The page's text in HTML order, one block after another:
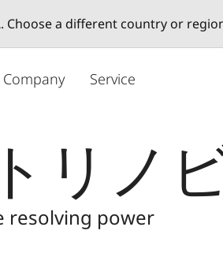
. Choose a different country or
Company Service
リノ
resolving power